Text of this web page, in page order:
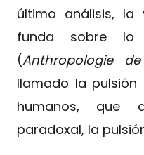
último análisis, la
funda sobre lo
(Anthropologie
llamado la
humanos, que
paradoxal, la